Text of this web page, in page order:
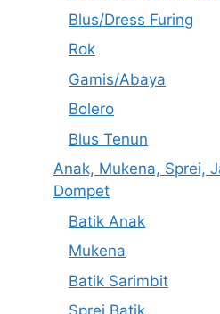
Blus/Dress Furing
Rok
Gamis/Abaya
Bolero
Blus Tenun
Anak, Mukena, Sprei,
Dompet
Batik Anak
Mukena
Batik Sarimbit